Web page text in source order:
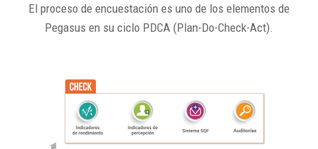
El proceso de encuestación es uno de los elementos de
Pegasus en su ciclo PDCA (Plan-Do-Check-Act).